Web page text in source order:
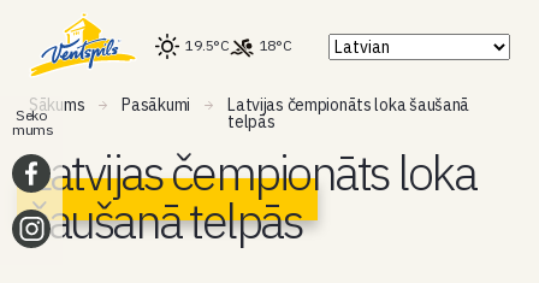
19.5°C 18°C
Sākums Pasākumi Latvijas čempionāts loka šaušanā
telpās
Latvijas čempionāts loka
šaušanā telpās
Seko
mums